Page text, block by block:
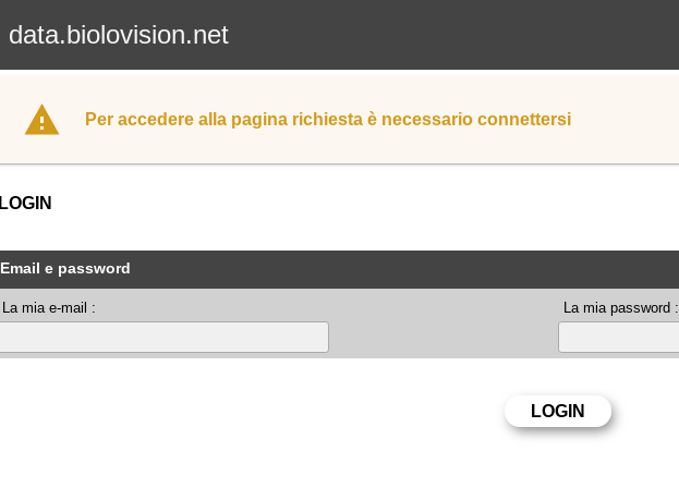
data.biolovision.net
Per accedere alla pagina richiesta è necessario connettersi
LOGIN
Email e password
La mia e-mail : La mia password :